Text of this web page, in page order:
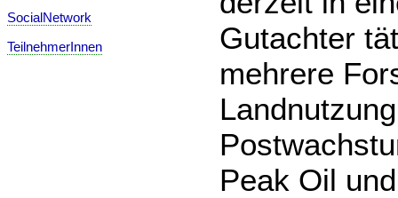
SocialNetwork
TeilnehmerInnen
Gutachter
mehrere
Peak Oil